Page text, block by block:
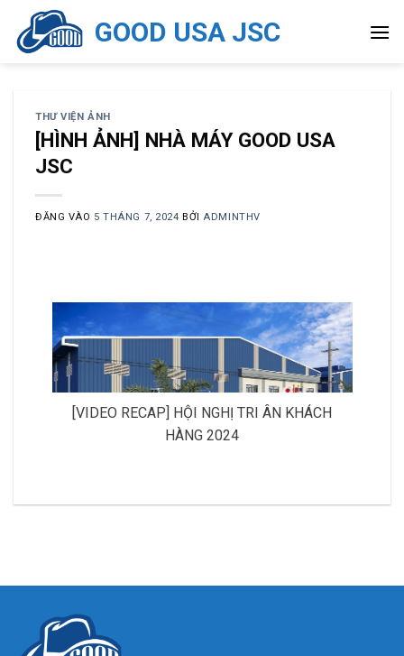
qua
GOOD USA JSC
THƯ VIỆN ẢNH
[HÌNH ẢNH] NHÀ MÁY GOOD USA
JSC
ĐĂNG VÀO 5 THÁNG 7, 2024 BỞI ADMINTHV
[VIDEO RECAP] HỘI NGHỊ TRI ÂN KHÁCH
HÀNG 2024